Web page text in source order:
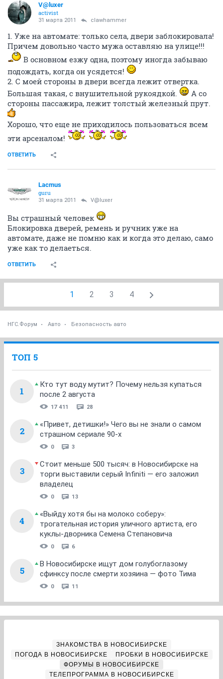
V@luxer
activist
31 марта 2011 clawhammer
1. Уже на автомате: только села, двери заблокировала!
Причем довольно часто мужа оставляю на улице!!!
В основном езжу одна, поэтому иногда забываю
подождать, когда он усядется!
2. С моей стороны в двери всегда лежит отвертка.
Большая такая, с внушительной рукоядкой.
А со
стороны пассажира, лежит толстый железный прут.
Хорошо, что еще не приходилось пользоваться всем
эти арсеналом!
ОТВЕТИТЬ
Lacmus
guru
31 марта 2011 V@luxer
Вы страшный человек
Блокировка дверей, ремень и ручник уже на
автомате, даже не помню как и когда это делаю, само
уже как то делаеться.
ОТВЕТИТЬ
1 2 3 4
НГС.Форум Авто Безопасность авто
ТОП 5
1
Кто тут воду мутит? Почему нельзя купаться
после 2 августа
17 411 28
2
«Привет, детишки!» Чего вы не знали о самом
страшном сериале 90-х
0 3
3
Стоит меньше 500 тысяч: в Новосибирске на
торги выставили серый Infiniti — его заложил
владелец
0 13
4
«Выйду хотя бы на молоко соберу»:
трогательная история уличного артиста, его
куклы-дворника Семена Степановича
0 6
5
В Новосибирске ищут дом голубоглазому
сфинксу после смерти хозяина — фото Тима
0 11
ЗНАКОМСТВА В НОВОСИБИРСКЕ
ПОГОДА В НОВОСИБИРСКЕ
ПРОБКИ В НОВОСИБИРСКЕ
ФОРУМЫ В НОВОСИБИРСКЕ
ТЕЛЕПРОГРАММА В НОВОСИБИРСКЕ